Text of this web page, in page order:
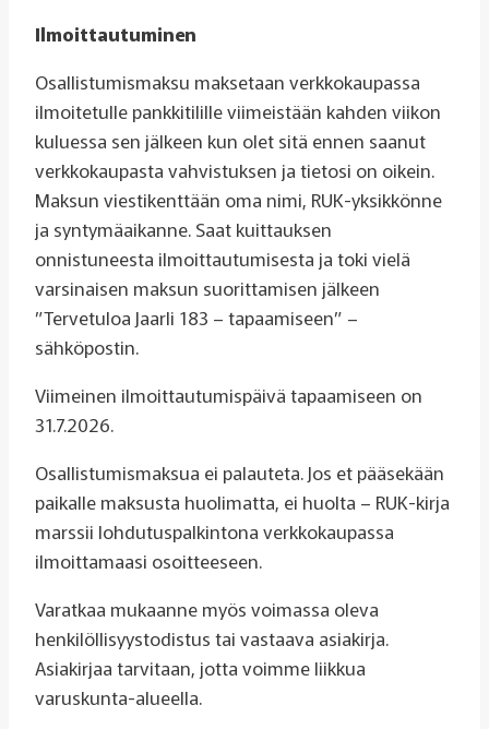
Ilmoittautuminen
Osallistumismaksu maksetaan verkkokaupassa
ilmoitetulle pankkitilille viimeistään kahden viikon
kuluessa sen jälkeen kun olet sitä ennen saanut
verkkokaupasta vahvistuksen ja tietosi on oikein.
Maksun viestikenttään oma nimi, RUK-yksikkönne
ja syntymäaikanne. Saat kuittauksen
onnistuneesta ilmoittautumisesta ja toki vielä
varsinaisen maksun suorittamisen jälkeen
”Tervetuloa Jaarli 183 – tapaamiseen” –
sähköpostin.
Viimeinen ilmoittautumispäivä tapaamiseen on
31.7.2026.
Osallistumismaksua ei palauteta. Jos et pääsekään
paikalle maksusta huolimatta, ei huolta – RUK-kirja
marssii lohdutuspalkintona verkkokaupassa
ilmoittamaasi osoitteeseen.
Varatkaa mukaanne myös voimassa oleva
henkilöllisyystodistus tai vastaava asiakirja.
Asiakirjaa tarvitaan, jotta voimme liikkua
varuskunta-alueella.